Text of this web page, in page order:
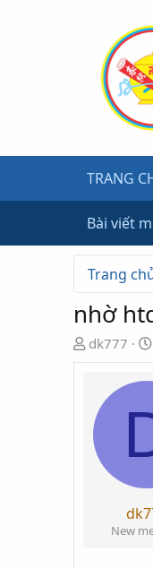
TRANG
Bài viết
Trang
nhờ
N
g
k
h
dk777
New